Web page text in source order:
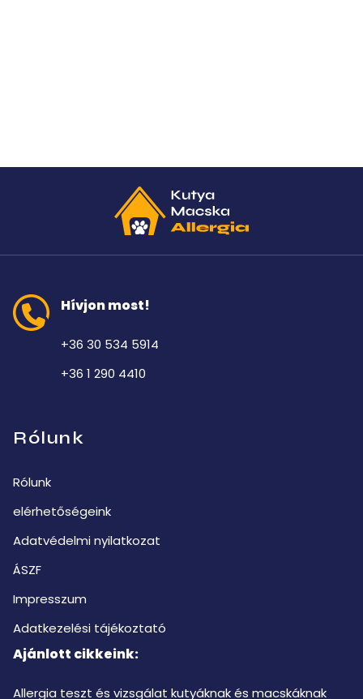
Hívjon most!
+36 30 534 5914
+36 1 290 4410
Rólunk
Rólunk
elérhetőségeink
Adatvédelmi nyilatkozat
ÁSZF
Impresszum
Adatkezelési tájékoztató
Ajánlott cikkeink:
Allergia teszt és vizsgálat kutyáknak és macskáknak